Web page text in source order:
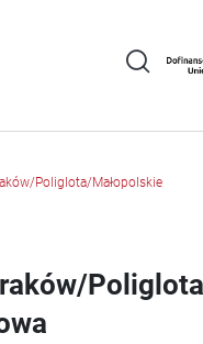
oknie
Poliglota/Małopolskie